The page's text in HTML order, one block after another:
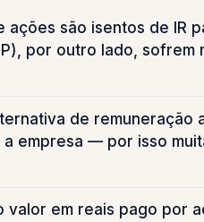
são isentos de IR
por outro lado, sofrem
de remuneração
empresa — por isso
valor em reais pago por